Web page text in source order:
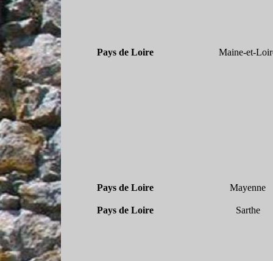
Pays de Loire Maine-et-
Pays de Loire Mayenne
Pays de Loire Sarthe